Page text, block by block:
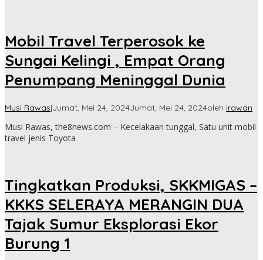
Mobil Travel Terperosok ke
Sungai Kelingi , Empat Orang
Penumpang Meninggal Dunia
Musi Rawas|Jumat, Mei 24, 2024Jumat, Mei 24, 2024oleh irawan
Musi Rawas, the8news.com – Kecelakaan tunggal, Satu unit mobil
travel jenis Toyota
Tingkatkan Produksi, SKKMIGAS –
KKKS SELERAYA MERANGIN DUA
Tajak Sumur Eksplorasi Ekor
Burung 1